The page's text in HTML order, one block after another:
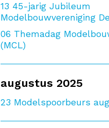
13 45-jarig Jubileum
Modelbouwvereniging
06 Themadag
(MCL)
augustus 2025
23 Modelspoorbeurs